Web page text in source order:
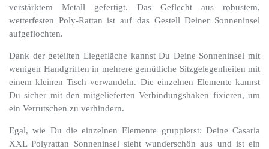
verstärktem Metall gefertigt. Das Geflecht aus robustem,
wetterfesten Poly-Rattan ist auf das Gestell Deiner Sonneninsel
aufgeflochten.
Dank der geteilten Liegefläche kannst Du Deine Sonneninsel mit
wenigen Handgriffen in mehrere gemütliche Sitzgelegenheiten mit
einem kleinen Tisch verwandeln. Die einzelnen Elemente kannst
Du sicher mit den mitgelieferten Verbindungshaken fixieren, um
ein Verrutschen zu verhindern.
Egal, wie Du die einzelnen Elemente gruppierst: Deine Casaria
XXL Polyrattan Sonneninsel sieht wunderschön aus und ist ein